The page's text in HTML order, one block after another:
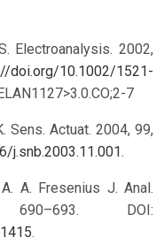
Electroanalysis. 2002,
doi.org/10.1002/1521-
7
Sens. Actuat. 2004, 99,
j.snb.2003.11.001.
A. Fresenius J. Anal.
DOI:
.